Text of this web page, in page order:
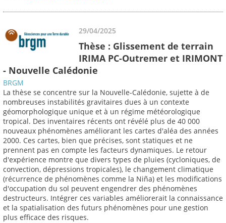
29/04/2025
Thèse : Glissement de terrain
IRIMA PC-Outremer et IRIMONT
- Nouvelle Calédonie
BRGM
La thèse se concentre sur la Nouvelle-Calédonie, sujette à de
nombreuses instabilités gravitaires dues à un contexte
géomorphologique unique et à un régime météorologique
tropical. Des inventaires récents ont révélé plus de 40 000
nouveaux phénomènes améliorant les cartes d'aléa des années
2000. Ces cartes, bien que précises, sont statiques et ne
prennent pas en compte les facteurs dynamiques. Le retour
d'expérience montre que divers types de pluies (cycloniques, de
convection, dépressions tropicales), le changement climatique
(récurrence de phénomènes comme la Niña) et les modifications
d'occupation du sol peuvent engendrer des phénomènes
destructeurs. Intégrer ces variables améliorerait la connaissance
et la spatialisation des futurs phénomènes pour une gestion
plus efficace des risques.